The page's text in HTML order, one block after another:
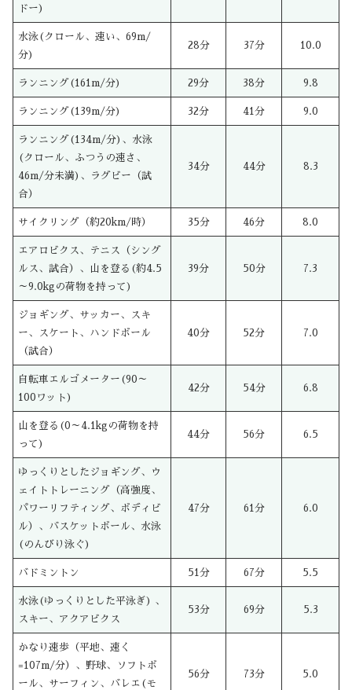
ドー)
水泳(クロール、速い、69m/
分)
28分 37分 10.0
ランニング(161m/分) 29分 38分 9.8
ランニング(139m/分) 32分 41分 9.0
ランニング(134m/分)、水泳
(クロール、ふつうの速さ、
46m/分未満)、ラグビー（試
合）
34分 44分 8.3
サイクリング（約20km/時） 35分 46分 8.0
エアロビクス、テニス（シング
ルス、試合）、山を登る(約4.5
～9.0kgの荷物を持って)
39分 50分 7.3
ジョギング、サッカー、スキ
ー、スケート、ハンドボール
（試合）
40分 52分 7.0
自転車エルゴメーター(90～
100ワット)
42分 54分 6.8
山を登る(0～4.1kgの荷物を持
って)
44分 56分 6.5
ゆっくりとしたジョギング、ウ
ェイトトレーニング（高強度、
パワーリフティング、ボディビ
ル）、バスケットボール、水泳
(のんびり泳ぐ)
47分 61分 6.0
バドミントン 51分 67分 5.5
水泳(ゆっくりとした平泳ぎ) 、
スキー、アクアビクス
53分 69分 5.3
かなり速歩（平地、速く
=107m/分）、野球、ソフトボ
ール、サーフィン、バレエ(モ
56分 73分 5.0